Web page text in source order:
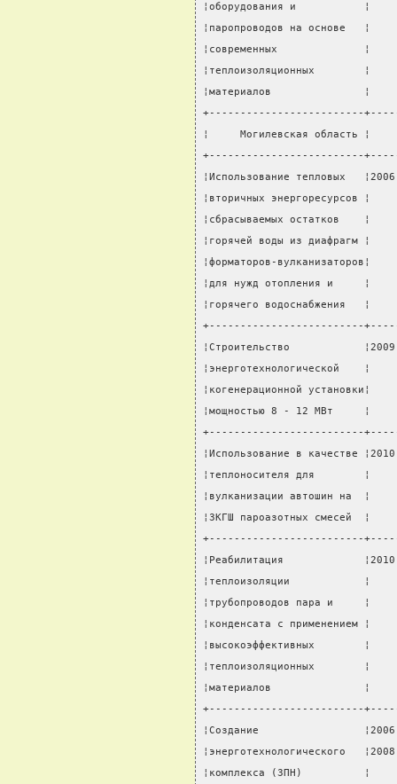
¦оборудования и           ¦
¦паропроводов на
¦современных              ¦
¦теплоизоляционных
¦материалов
+-------------------------
¦     Могилевская
+-------------------------
¦Использование тепловых
¦вторичных
¦сбрасываемых
¦горячей воды из
¦форматоров-
¦для нужд отопления и
¦горячего
+-------------------------
¦Строительство
¦когенерационной
¦мощностью 8 - 12 МВт
+-------------------------
¦Использование в
¦теплоносителя для
¦вулканизации автошин
¦ЗКГШ пароазотных
+-------------------------
¦Реабилитация
¦теплоизоляции
¦трубопроводов пара и
¦конденсата с
¦высокоэффективных
¦теплоизоляционных
¦материалов
+-------------------------
¦Создание
¦энерготехнологического
¦комплекса (ЗПН)